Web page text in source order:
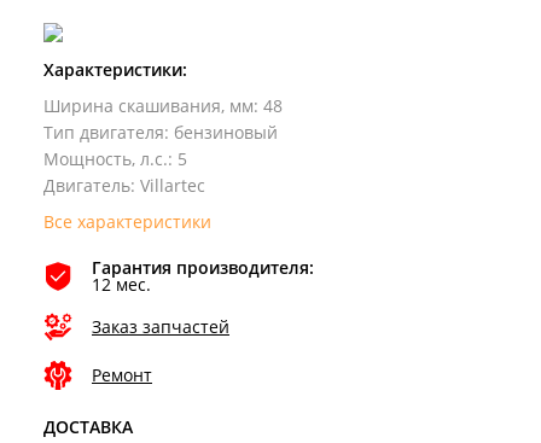
Характеристики:
Ширина скашивания, мм: 48
Тип двигателя: бензиновый
Мощность, л.с.: 5
Двигатель: Villartec
Все характеристики
Гарантия производителя:
12 мес.
Заказ запчастей
Ремонт
ДОСТАВКА